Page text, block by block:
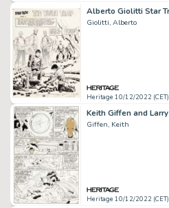
Giolitti, Alberto
Heritage 10/12/2022 (CET)
Giffen, Keith
Heritage 10/12/2022 (CET)